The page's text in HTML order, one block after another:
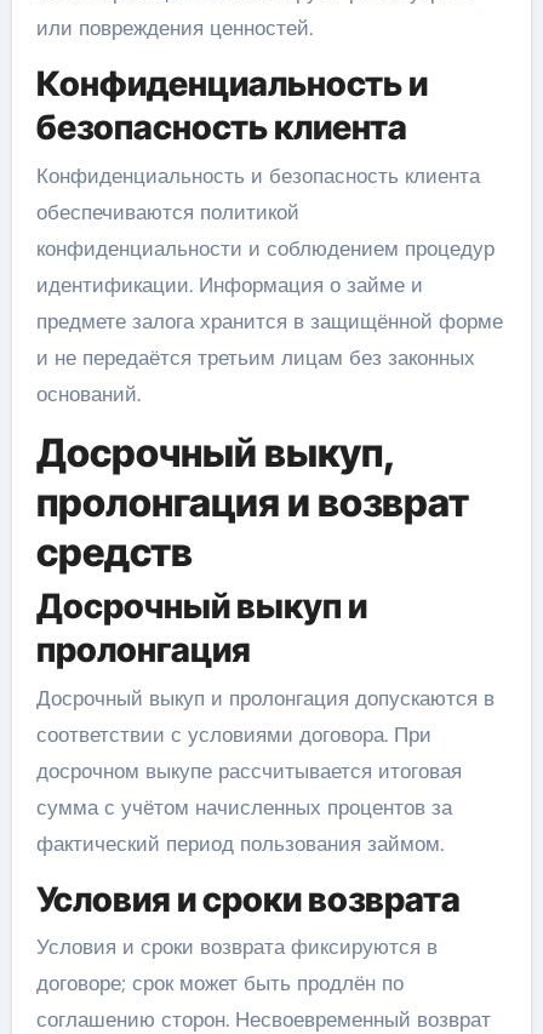
или повреждения ценностей.
Конфиденциальность и
безопасность клиента
Конфиденциальность и безопасность клиента
обеспечиваются политикой
конфиденциальности и соблюдением процедур
идентификации. Информация о займе и
предмете залога хранится в защищённой форме
и не передаётся третьим лицам без законных
оснований.
Досрочный выкуп,
пролонгация и возврат
средств
Досрочный выкуп и
пролонгация
Досрочный выкуп и пролонгация допускаются в
соответствии с условиями договора. При
досрочном выкупе рассчитывается итоговая
сумма с учётом начисленных процентов за
фактический период пользования займом.
Условия и сроки возврата
Условия и сроки возврата фиксируются в
договоре; срок может быть продлён по
соглашению сторон. Несвоевременный возврат